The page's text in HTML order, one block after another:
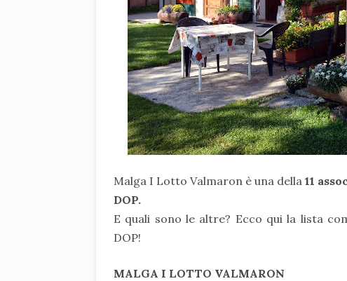
Malga I Lotto Valmaron è una della 11
DOP.
E quali sono le altre? Ecco qui la lista
DOP!
MALGA I LOTTO VALMARON